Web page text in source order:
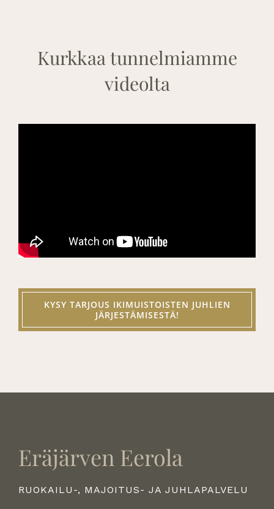
Kurkkaa tunnelmiamme
videolta
KYSY TARJOUS IKIMUISTOISTEN JUHLIEN
JÄRJESTÄMISESTÄ!
Eräjärven Eerola
RUOKAILU-, MAJOITUS- JA JUHLAPALVELU